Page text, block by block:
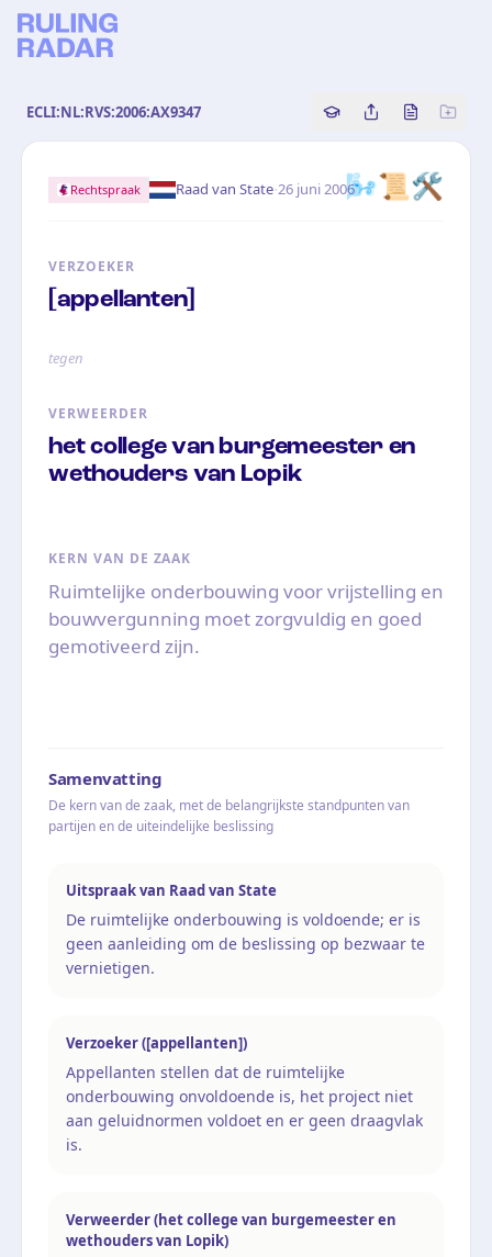
ECLI:NL:RVS:2006:AX9347 Copy source
Share this
Bekijk
🌬️📜🛠️
Rechtspraak Raad van State·26 juni 2006
VERZOEKER
[appellanten]
tegen
VERWEERDER
het college van burgemeester en
wethouders van Lopik
KERN VAN DE ZAAK
Ruimtelijke onderbouwing voor vrijstelling en
bouwvergunning moet zorgvuldig en goed
gemotiveerd zijn.
Samenvatting
De kern van de zaak, met de belangrijkste standpunten van
partijen en de uiteindelijke beslissing
Uitspraak van Raad van State
De ruimtelijke onderbouwing is voldoende; er is
geen aanleiding om de beslissing op bezwaar te
vernietigen.
Verzoeker ([appellanten])
Appellanten stellen dat de ruimtelijke
onderbouwing onvoldoende is, het project niet
aan geluidnormen voldoet en er geen draagvlak
is.
Verweerder (het college van burgemeester en
wethouders van Lopik)